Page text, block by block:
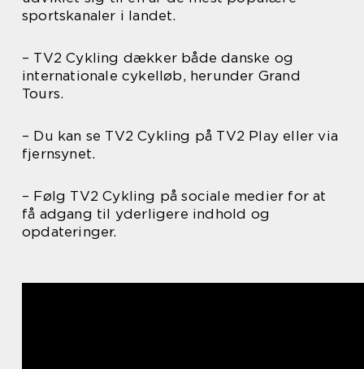
sportskanaler i landet.
– TV2 Cykling dækker både danske og
internationale cykelløb, herunder Grand
Tours.
– Du kan se TV2 Cykling på TV2 Play eller via
fjernsynet.
– Følg TV2 Cykling på sociale medier for at
få adgang til yderligere indhold og
opdateringer.